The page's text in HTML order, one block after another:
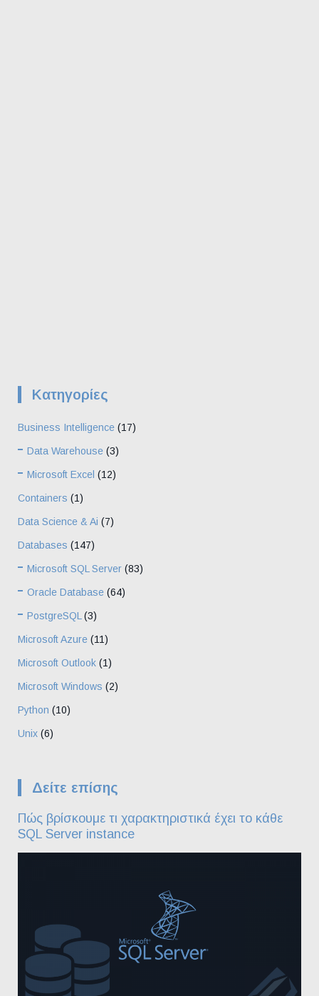
Kατηγορίες
Business Intelligence (17)
Data Warehouse (3)
Microsoft Excel (12)
Containers (1)
Data Science & Ai (7)
Databases (147)
Microsoft SQL Server (83)
Oracle Database (64)
PostgreSQL(3)
Microsoft Azure (11)
Microsoft Outlook (1)
Microsoft Windows (2)
Python (10)
Unix (6)
Δείτε επίσης
Πώς βρίσκουμε τι χαρακτηριστικά έχει το κάθε
SQL Server instance